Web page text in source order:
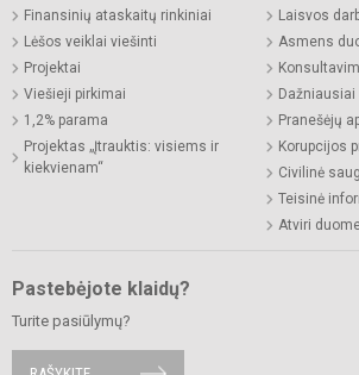
Finansinių ataskaitų rinkiniai
Lėšos veiklai viešinti
Projektai
Viešieji pirkimai
1,2% parama
Projektas „Įtrauktis: visiems ir
kiekvienam“
Laisvos
Asmens
Pranešėjų
Korupcijos
Civilinė
Teisinė
Atviri
Pastebėjote klaidų?
Turite pasiūlymų?